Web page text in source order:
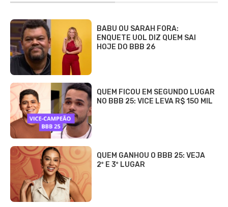
BABU OU SARAH FORA:
ENQUETE UOL DIZ QUEM SAI
HOJE DO BBB 26
QUEM FICOU EM SEGUNDO LUGAR
NO BBB 25: VICE LEVA R$ 150 MIL
QUEM GANHOU O BBB 25: VEJA
2º E 3º LUGAR